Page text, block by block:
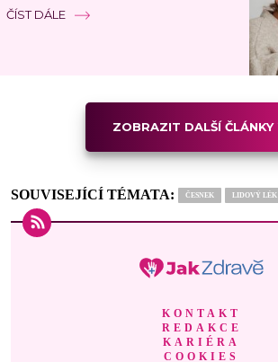
ČÍST DÁLE
ZOBRAZIT DALŠÍ ČLÁNKY
SOUVISEJÍCÍ TÉMATA: ČESNEK LIDOVÝ LÉK
KONTAKT
REDAKCE
KARIÉRA
COOKIES